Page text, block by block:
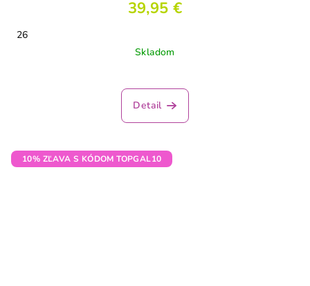
39,95 €
26
Skladom
Detail
10% ZĽAVA S KÓDOM TOPGAL10